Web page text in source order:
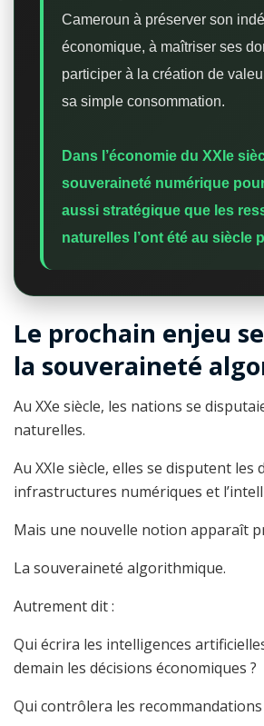
Cameroun à préserver son
économique, à maîtriser ses
participer à la création de
sa simple consommation.
Dans l’économie du XXIe
souveraineté numérique
aussi stratégique que les
naturelles l’ont été au siècle
Le prochain enjeu
la souveraineté
Au XXe siècle, les nations se
naturelles.
Au XXIe siècle, elles se disputent les
infrastructures numériques et
Mais une nouvelle notion apparaît
La souveraineté algorithmique.
Autrement dit :
Qui écrira les intelligences
demain les décisions économiques ?
Qui contrôlera les recommandations